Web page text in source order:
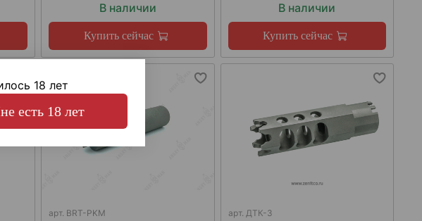
В наличии
Купить сейчас
В наличии
Купить сейчас
арт. BRT-PKM арт. ДТК-3
18 лет
есть 18 лет